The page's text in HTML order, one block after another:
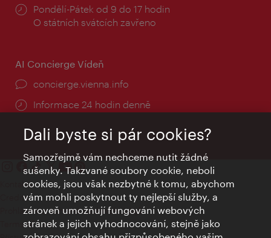
Provozní
doba:
Pondělí-Pátek od 9 do 17 hodin
O státních svátcích zavřeno
AI Concierge Vídeň
concierge.vienna.info
Informace 24 hodin denně
Kontakty
Credits
Prohlášení o ochraně osobních údajů
Terms of Use
Dali byste si pár cookies?
Samozřejmě vám nechceme nutit žádné
sušenky. Takzvané soubory cookie, neboli
cookies, jsou však nezbytné k tomu, abychom
vám mohli poskytnout ty nejlepší služby, a
zároveň umožňují fungování webových
stránek a jejich vyhodnocování, stejně jako